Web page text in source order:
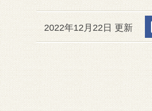
2022年12月22日 更新